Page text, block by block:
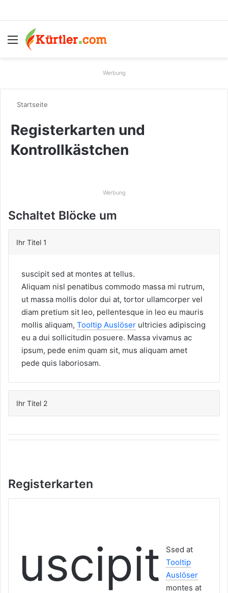
Menü
Werbung
Startseite
Registerkarten und
Kontrollkästchen
Werbung
Schaltet Blöcke um
Ihr Titel 1
suscipit sed at montes at tellus.
Aliquam nisl penatibus commodo massa mi rutrum,
ut massa mollis dolor dui at, tortor ullamcorper vel
diam pretium sit leo, pellentesque in leo eu mauris
mollis aliquam, Tooltip Auslöser ultricies adipiscing
eu a dui sollicitudin posuere. Massa vivamus ac
ipsum, pede enim quam sit, mus aliquam amet
pede quis laboriosam.
Ihr Titel 2
Registerkarten
S
uscipit
sed at
Tooltip
Auslöser
montes at